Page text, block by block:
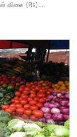
விலை (Rs)…